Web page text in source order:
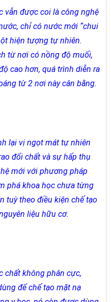
vẫn được coi là công nghệ
chỉ có nước mới “chui
hiện tượng tự nhiên.
từ nơi có nồng độ muối,
cao hơn, quá trình diễn ra
từ 2 nơi này cân bằng.
lại vị ngọt mát tự nhiên
đổi chất và sự hấp thụ
mới với phương pháp
phá khoa học chưa từng
tuỳ theo điều kiện chế tạo
liệu hữu cơ.
chất không phân cực,
để chế tạo mặt nạ